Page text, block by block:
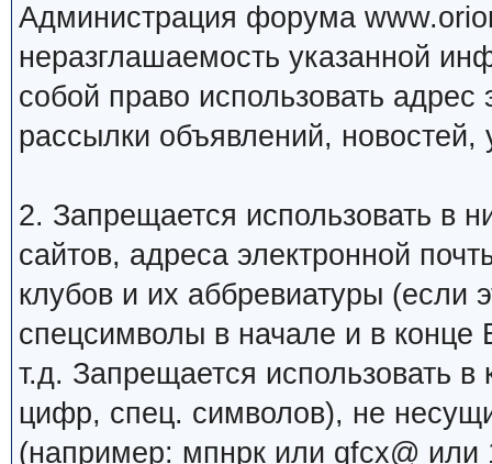
Администрация форума
неразглашаемость указанной
собой право использовать
рассылки объявлений, новостей,
2. Запрещается использовать в
сайтов, адреса электронной
клубов и их аббревиатуры (если
спецсимволы в начале и в
т.д. Запрещается использовать
цифр, спец. символов), не
(например: мпнрк или qfcx@ или